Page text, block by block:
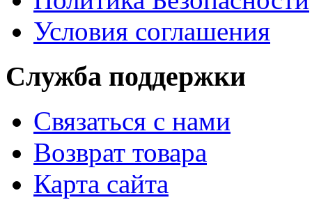
Условия соглашения
Служба поддержки
Связаться с нами
Возврат товара
Карта сайта